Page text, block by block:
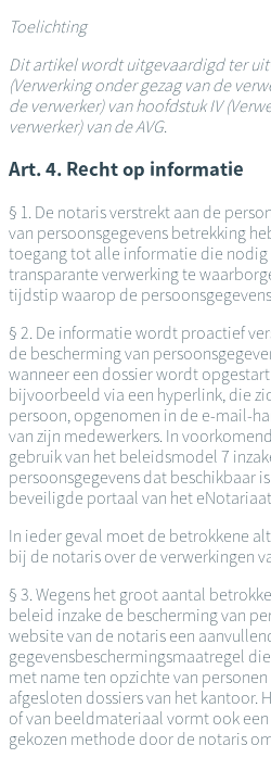
Toelichting
Dit artikel wordt uitgevaardigd ter
(Verwerking onder gezag van de
de verwerker) van hoofdstuk IV
verwerker) van de AVG.
Art. 4. Recht op informatie
§ 1. De notaris verstrekt aan de
van persoonsgegevens betrekking
toegang tot alle informatie die nodig
transparante verwerking te
tijdstip waarop de
§ 2. De informatie wordt proactief
de bescherming van
wanneer een dossier wordt
bijvoorbeeld via een hyperlink, die
persoon, opgenomen in de e-mail-
van zijn medewerkers. In
gebruik van het beleidsmodel 7
persoonsgegevens dat beschikbaar
beveiligde portaal van het
In ieder geval moet de betrokkene
bij de notaris over de verwerkingen
§ 3. Wegens het groot aantal
beleid inzake de bescherming van
website van de notaris een
gegevensbeschermingsmaatregel
met name ten opzichte van
afgesloten dossiers van het kantoor.
of van beeldmateriaal vormt ook
gekozen methode door de notaris